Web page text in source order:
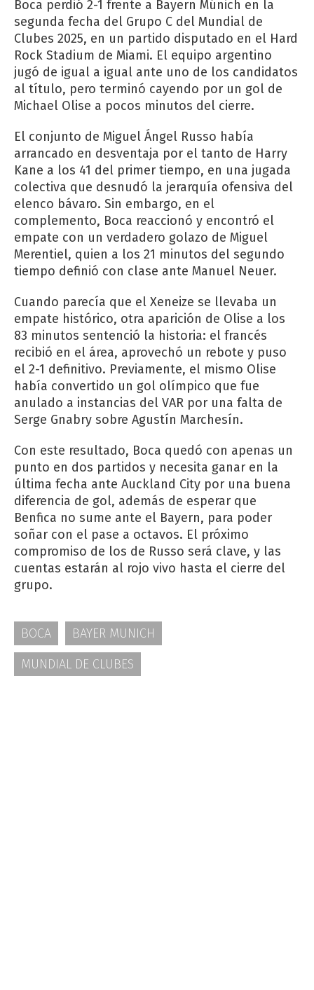
Boca perdió 2-1 frente a Bayern Múnich en la
segunda fecha del Grupo C del Mundial de
Clubes 2025, en un partido disputado en el Hard
Rock Stadium de Miami. El equipo argentino
jugó de igual a igual ante uno de los candidatos
al título, pero terminó cayendo por un gol de
Michael Olise a pocos minutos del cierre.
El conjunto de Miguel Ángel Russo había
arrancado en desventaja por el tanto de Harry
Kane a los 41 del primer tiempo, en una jugada
colectiva que desnudó la jerarquía ofensiva del
elenco bávaro. Sin embargo, en el
complemento, Boca reaccionó y encontró el
empate con un verdadero golazo de Miguel
Merentiel, quien a los 21 minutos del segundo
tiempo definió con clase ante Manuel Neuer.
Cuando parecía que el Xeneize se llevaba un
empate histórico, otra aparición de Olise a los
83 minutos sentenció la historia: el francés
recibió en el área, aprovechó un rebote y puso
el 2-1 definitivo. Previamente, el mismo Olise
había convertido un gol olímpico que fue
anulado a instancias del VAR por una falta de
Serge Gnabry sobre Agustín Marchesín.
Con este resultado, Boca quedó con apenas un
punto en dos partidos y necesita ganar en la
última fecha ante Auckland City por una buena
diferencia de gol, además de esperar que
Benfica no sume ante el Bayern, para poder
soñar con el pase a octavos. El próximo
compromiso de los de Russo será clave, y las
cuentas estarán al rojo vivo hasta el cierre del
grupo.
BOCA
BAYER MUNICH
MUNDIAL DE CLUBES